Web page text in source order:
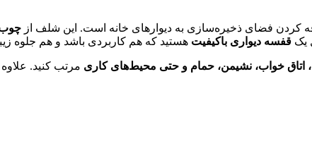
کردن فضای ذخیره‌سازی به دیوارهای خانه است. این شلف از
یک قفسه دیواری باکیفیت هستید که هم کاربردی باشد و هم جلوه
اتاق خواب، نشیمن، حمام و حتی محیط‌های کاری مرتب کنید.